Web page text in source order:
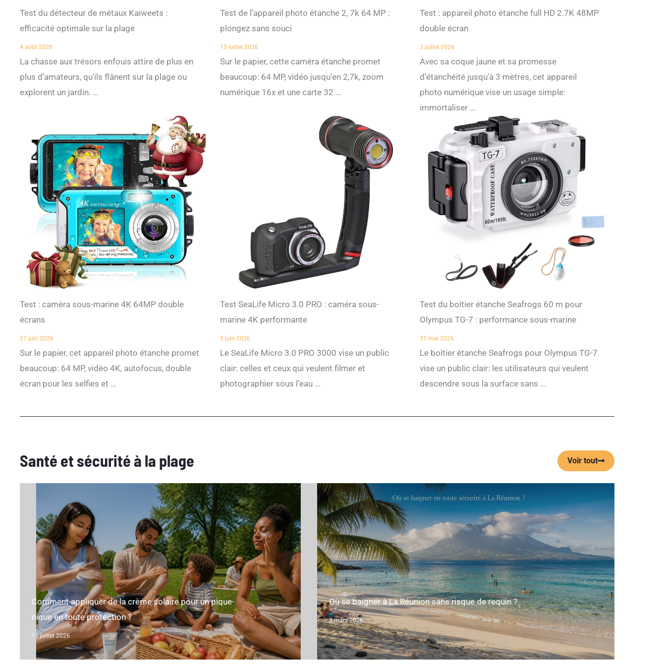
Test du détecteur de métaux Kaiweets :
efficacité optimale sur la plage
4 août 2026
La chasse aux trésors enfouis attire de plus en
plus d’amateurs, qu’ils flânent sur la plage ou
explorent un jardin. ...
Test de l’appareil photo étanche 2, 7k 64 MP :
plongez sans souci
15 juillet 2026
Sur le papier, cette caméra étanche promet
beaucoup: 64 MP, vidéo jusqu’en 2,7k, zoom
numérique 16x et une carte 32 ...
Test : appareil photo étanche full HD 2.7K 48MP
double écran
3 juillet 2026
Avec sa coque jaune et sa promesse
d’étanchéité jusqu’à 3 mètres, cet appareil
photo numérique vise un usage simple:
immortaliser ...
Test : caméra sous-marine 4K 64MP double
écrans
27 juin 2026
Sur le papier, cet appareil photo étanche promet
beaucoup: 64 MP, vidéo 4K, autofocus, double
écran pour les selfies et ...
Test SeaLife Micro 3.0 PRO : caméra sous-
marine 4K performante
5 juin 2026
Le SeaLife Micro 3.0 PRO 3000 vise un public
clair: celles et ceux qui veulent filmer et
photographier sous l’eau ...
Test du boîtier étanche Seafrogs 60 m pour
Olympus TG-7 : performance sous-marine
31 mai 2026
Le boîtier étanche Seafrogs pour Olympus TG-7
vise un public clair: les utilisateurs qui veulent
descendre sous la surface sans ...
Santé et sécurité à la plage Voir tout
Comment appliquer de la crème solaire pour un pique-
nique en toute protection ?
11 juillet 2026
Où se baigner à La Réunion sans risque de requin ?
3 mars 2026